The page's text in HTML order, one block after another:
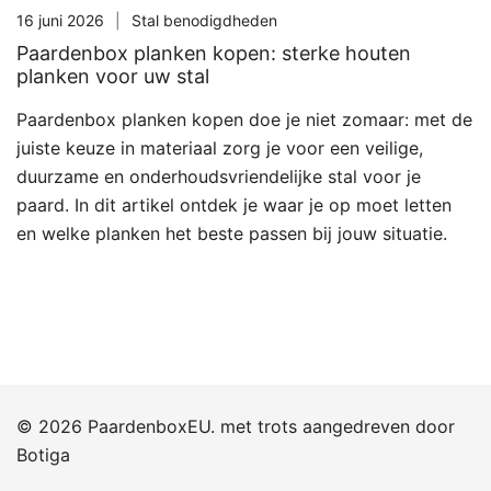
16 juni 2026 Stal benodigdheden
Paardenbox planken kopen: sterke houten
planken voor uw stal
Paardenbox planken kopen doe je niet zomaar: met de
juiste keuze in materiaal zorg je voor een veilige,
duurzame en onderhoudsvriendelijke stal voor je
paard. In dit artikel ontdek je waar je op moet letten
en welke planken het beste passen bij jouw situatie.
© 2026 PaardenboxEU. met trots aangedreven door
Botiga